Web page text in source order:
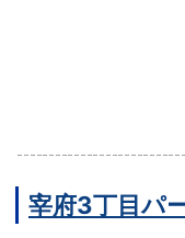
宰府3丁目パ